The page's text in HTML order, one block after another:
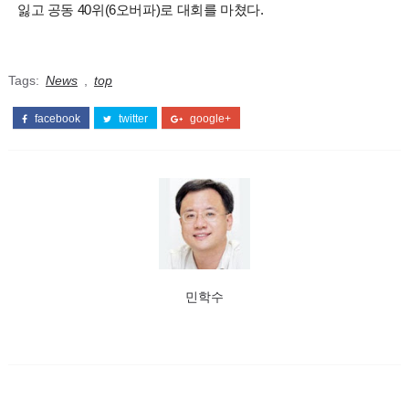
잃고 공동 40위(6오버파)로 대회를 마쳤다.
Tags: News top
facebook twitter google+
민학수